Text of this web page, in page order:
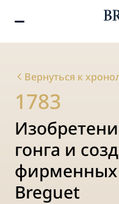
Вернуться к
1783
гонга и
фирменных
Breguet